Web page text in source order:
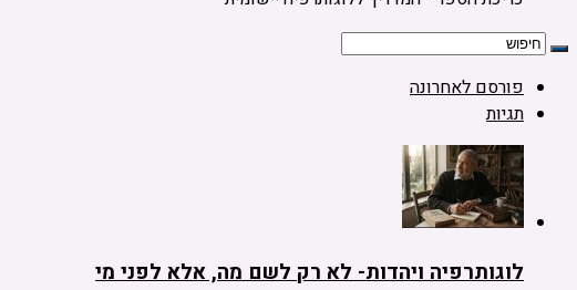
פורסם לאחרונה
תגיות
לוגותרפיה ויהדות- לא רק לשם מה, אלא לפני מי